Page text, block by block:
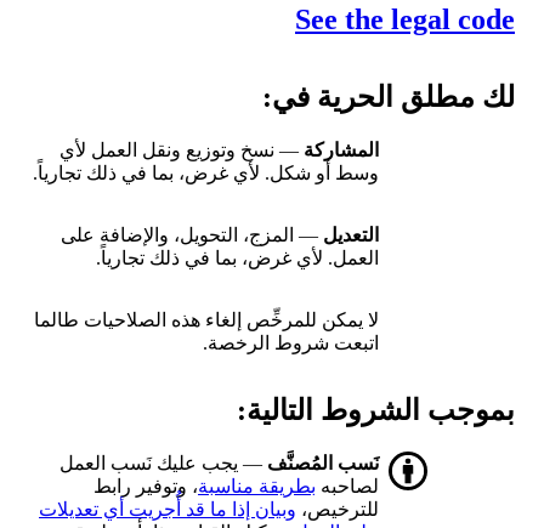
See the legal code
لك مطلق الحرية في:
المشاركة — نسخ وتوزيع ونقل العمل لأي
وسط أو شكل. لأي غرض، بما في ذلك تجارياً.
التعديل — المزج، التحويل، والإضافة على
العمل. لأي غرض، بما في ذلك تجارياً.
لا يمكن للمرخِّص إلغاء هذه الصلاحيات طالما
اتبعت شروط الرخصة.
بموجب الشروط التالية:
نَسب المُصنَّف — يجب عليك نَسب العمل
لصاحبه بطريقة مناسبة، وتوفير رابط
للترخيص، وبيان إذا ما قد أُجريت أي تعديلات